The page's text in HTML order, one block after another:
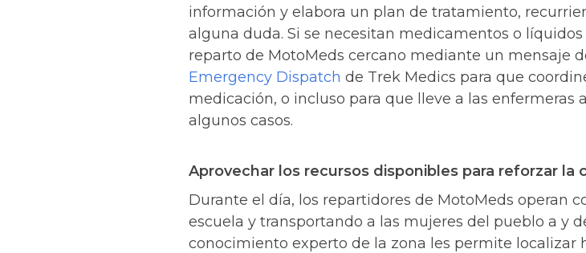
información y elabora un plan de tratamiento,
alguna duda. Si se necesitan medicamentos o
reparto de MotoMeds cercano mediante un mensaje
Emergency Dispatch de Trek Medics para que
medicación, o incluso para que lleve a las enfermeras
algunos casos.
Aprovechar los recursos disponibles para reforzar la
Durante el día, los repartidores de MotoMeds operan
escuela y transportando a las mujeres del pueblo a y
conocimiento experto de la zona les permite localizar